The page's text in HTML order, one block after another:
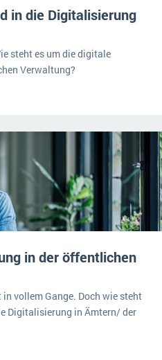
in die Digitalisierung
steht es um die digitale
Verwaltung?
in der öffentlichen
vollem Gange. Doch wie steht
Digitalisierung in Ämtern/ der